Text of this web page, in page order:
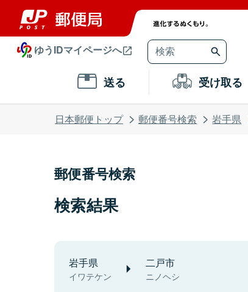
ゆうIDマイページへ
送る 受け取る
日本郵便トップ 郵便番号検索 岩手県
郵便番号検索
検索結果
岩手県
イワテケン
二戸市
ニノヘシ